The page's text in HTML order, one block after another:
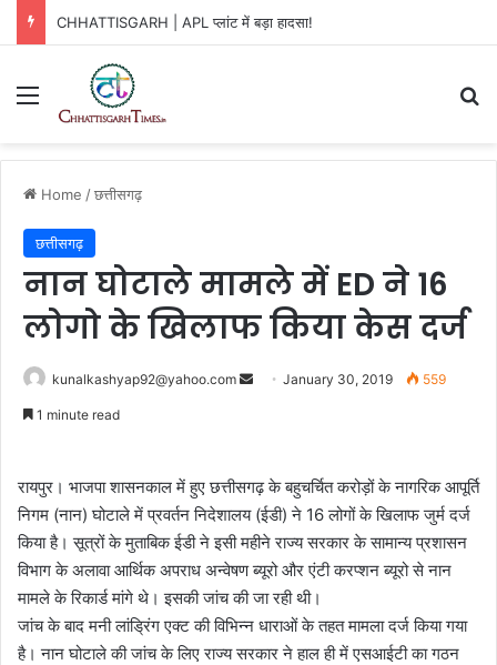
CHHATTISGARH | APL प्लांट में बड़ा हादसा!
Menu
Home /छत्तीसगढ़
छत्तीसगढ़
नान घोटाले मामले में ED ने 16
लोगो के खिलाफ किया केस दर्ज
kunalkashyap92@yahoo.com
SendJanuary 30, 2019 559
1 minute read
रायपुर। भाजपा शासनकाल में हुए छत्तीसगढ़ के बहुचर्चित करोड़ों के नागरिक आपूर्ति
निगम (नान) घोटाले में प्रवर्तन निदेशालय (ईडी) ने 16 लोगों के खिलाफ जुर्म दर्ज
किया है। सूत्रों के मुताबिक ईडी ने इसी महीने राज्य सरकार के सामान्य प्रशासन
विभाग के अलावा आर्थिक अपराध अन्वेषण ब्यूरो और एंटी करप्शन ब्यूरो से नान
मामले के रिकार्ड मांगे थे। इसकी जांच की जा रही थी।
जांच के बाद मनी लांड्रिंग एक्ट की विभिन्न धाराओं के तहत मामला दर्ज किया गया
है। नान घोटाले की जांच के लिए राज्य सरकार ने हाल ही में एसआईटी का गठन